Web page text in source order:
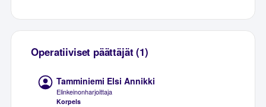
Operatiiviset päättäjät (1)
Tamminiemi Elsi Annikki
Elinkeinonharjoittaja
Korpels